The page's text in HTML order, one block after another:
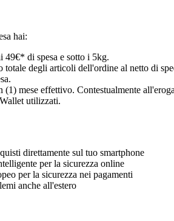
hai:
49€* di spesa e sotto i 5kg.
totale degli articoli dell'ordine al netto di
(1) mese effettivo. Contestualmente
utilizzati.
direttamente sul tuo smartphone
per la sicurezza online
per la sicurezza nei pagamenti
anche all'estero